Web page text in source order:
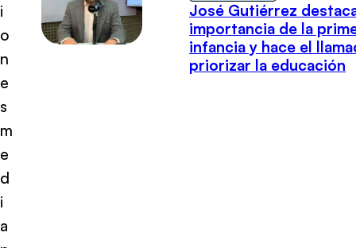
i
o
n
e
s
m
e
d
i
a
José Gutiérrez
importancia de la
infancia y hace el
priorizar la educación